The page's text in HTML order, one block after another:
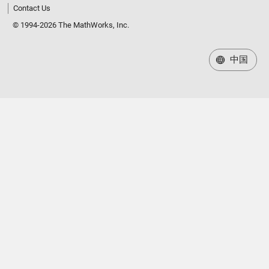
Contact Us
© 1994-2026 The MathWorks, Inc.
中国